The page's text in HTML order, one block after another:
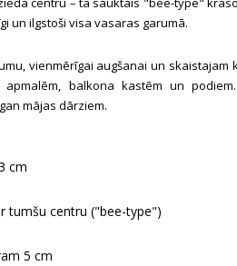
un ilgstoši visa vasaras garumā.
vienmērīgai augšanai un skaistajam
balkona kastēm un
mājas dārziem.
cm
tumšu centru ("bee-type")
5 cm